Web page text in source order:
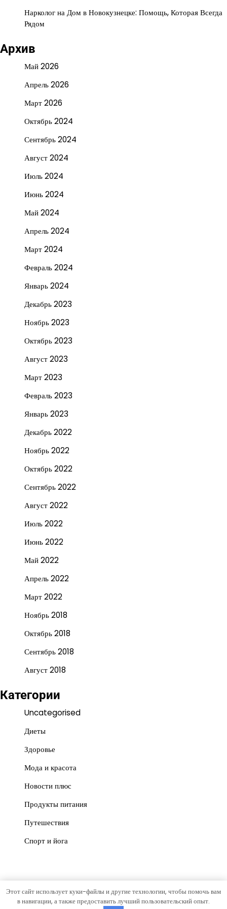
Нарколог на Дом в Новокузнецке: Помощь, Которая Всегда
Рядом
Архив
Май 2026
Апрель 2026
Март 2026
Октябрь 2024
Сентябрь 2024
Август 2024
Июль 2024
Июнь 2024
Май 2024
Апрель 2024
Март 2024
Февраль 2024
Январь 2024
Декабрь 2023
Ноябрь 2023
Октябрь 2023
Август 2023
Март 2023
Февраль 2023
Январь 2023
Декабрь 2022
Ноябрь 2022
Октябрь 2022
Сентябрь 2022
Август 2022
Июль 2022
Июнь 2022
Май 2022
Апрель 2022
Март 2022
Ноябрь 2018
Октябрь 2018
Сентябрь 2018
Август 2018
Категории
Uncategorised
Диеты
Здоровье
Мода и красота
Новости плюс
Продукты питания
Путешествия
Спорт и йога
Copyright © 2026vesti-moТема News Store отArtify
Этот сайт использует куки-файлы и другие технологии, чтобы помочь вам
в навигации, а также предоставить лучший пользовательский опыт.